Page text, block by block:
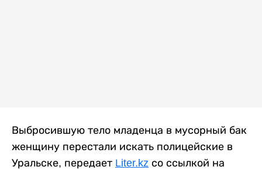
Выбросившую тело младенца в мусорный бак
женщину перестали искать полицейские в
Уральске, передает Liter.kz со ссылкой на